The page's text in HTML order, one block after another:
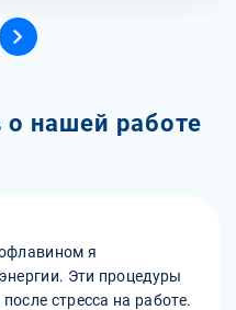
нашей работе
я
Эти процедуры
стресса на работе.